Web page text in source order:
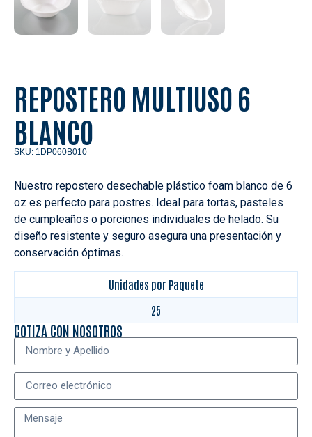
REPOSTERO MULTIUSO 6
BLANCO
SKU: 1DP060B010
Nuestro repostero desechable plástico foam blanco de 6
oz es perfecto para postres. Ideal para tortas, pasteles
de cumpleaños o porciones individuales de helado. Su
diseño resistente y seguro asegura una presentación y
conservación óptimas.
Unidades por Paquete
25
COTIZA CON NOSOTROS